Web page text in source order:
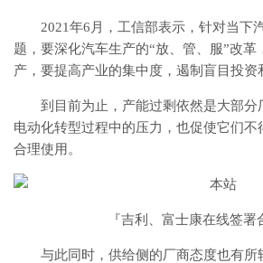
2021年6月，工信部表示，针对当下
题，要深化汽车生产的“放、管、服”改革
产，要提高产业的集中度，遏制盲目投资
到目前为止，产能过剩依然是大部分
电动化转型过程中的压力，也促使它们不
合理使用。
『吉利、富士康在线签署
与此同时，供给侧的厂商态度也有所